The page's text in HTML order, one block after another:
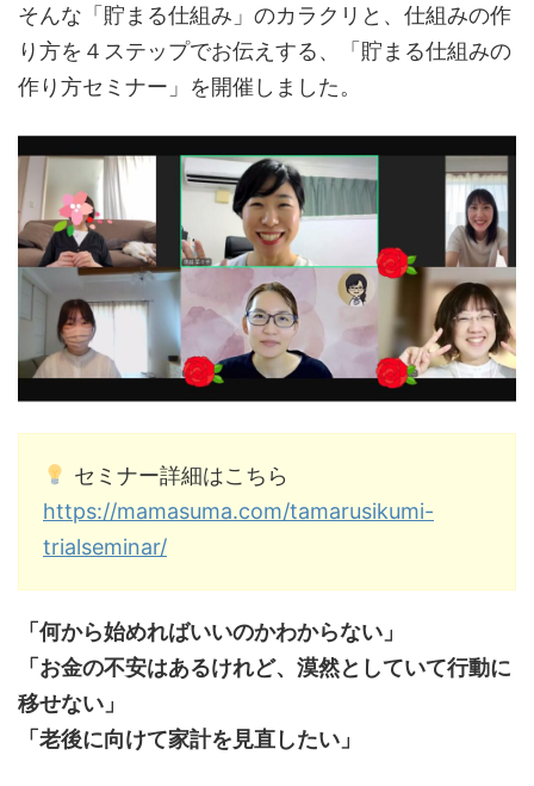
そんな「貯まる仕組み」のカラクリと、仕組みの作
り方を４ステップでお伝えする、「貯まる仕組みの
作り方セミナー」を開催しました。
セミナー詳細はこちら
https://mamasuma.com/tamarusikumi-
trialseminar/
「何から始めればいいのかわからない」
「お金の不安はあるけれど、漠然としていて行動に
移せない」
「老後に向けて家計を見直したい」